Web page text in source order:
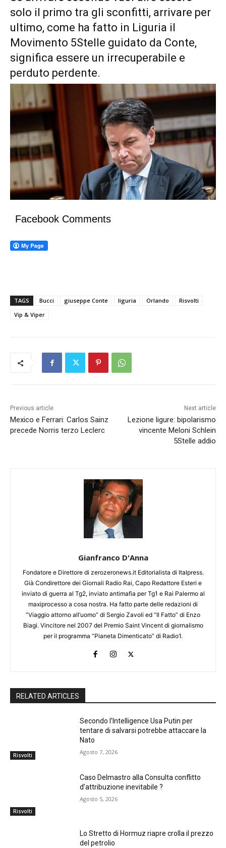
solo il primo tra gli sconfitti, arrivare per
ultimo, come ha fatto in Liguria il
Movimento 5Stelle guidato da Conte,
significa essere un irrecuperabile e
perduto perdente.
Facebook Comments
TAGS Bucci giuseppe Conte liguria Orlando
Risvolti
Vip & Viper
Previous article
Mexico e Ferrari: Carlos Sainz
precede Norris terzo Leclerc
Next article
Lezione ligure: bipolarismo
vincente Meloni Schlein
5Stelle addio
Gianfranco D'Anna
Fondatore e Direttore di zerozeronews.it Editorialista di Italpress.
Già Condirettore dei Giornali Radio Rai, Capo Redattore Esteri e
inviato di guerra al Tg2, inviato antimafia per Tg1 e Rai Palermo al
maxiprocesso a cosa nostra. Ha fatto parte delle redazioni di
“Viaggio attorno all’uomo” di Sergio Zavoli ed “Il Fatto” di Enzo
Biagi. Vincitore nel 2007 del Premio Saint Vincent di giornalismo
per il programma “Pianeta Dimenticato” di Radio1.
RELATED ARTICLES
Risvolti
Secondo l’Intelligence Usa Putin per
tentare di salvarsi potrebbe attaccare la
Nato
Agosto 7, 2026
Risvolti
Caso Delmastro alla Consulta conflitto
d’attribuzione inevitabile ?
Agosto 5, 2026
Lo Stretto di Hormuz riapre crolla il prezzo
del petrolio